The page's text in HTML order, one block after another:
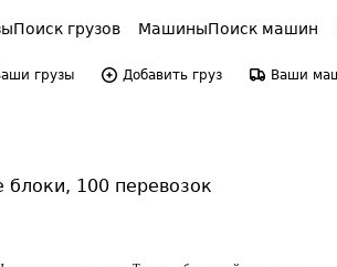
Поиск грузов МашиныПоиск машин
грузы Добавить груз Ваши
блоки, 100 перевозок